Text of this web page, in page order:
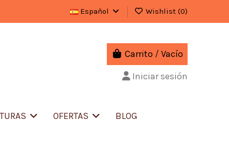
Español Wishlist (0)
Carrito /Vacío
Iniciar sesión
OFERTAS BLOG